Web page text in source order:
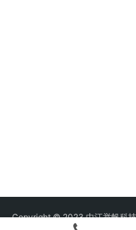
Copyright © 2023 中江举帆科